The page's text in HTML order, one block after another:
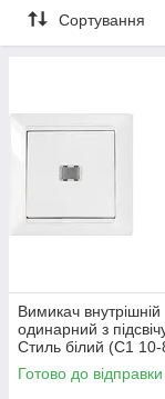
Сортування
Вимикач внутрішній
одинарний з
Стиль білий (С1 10-
Bylectrica 02-50-07
Готово до відправки